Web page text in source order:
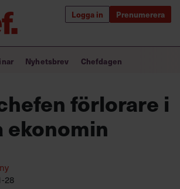
Logga in Prenumerera
förändrar världen
för ledare
utbildningar
Nyhetsbrev Chefdagen
förlorare i
ekonomin
28